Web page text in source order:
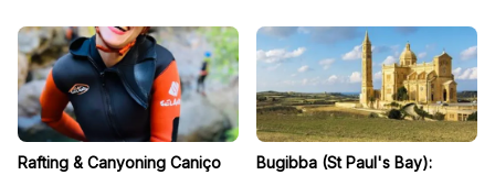
Rafting & Canyoning Caniço
Bugibba (St Paul's Bay):